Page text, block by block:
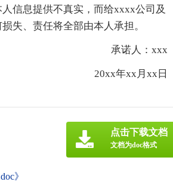
信息提供不真实，而给xxxx公司及
失、责任将全部由本人承担。
承诺人：xxx
20xx年xx月xx日
》
点击下载文档
文档为doc格式